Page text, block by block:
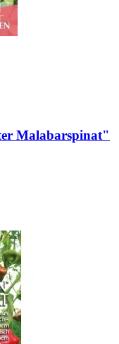
Malabarspinat"